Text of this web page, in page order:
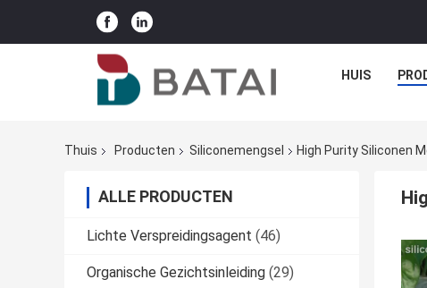
HUIS
Thuis Producten Siliconemengsel High Purity Siliconen
ALLE PRODUCTEN
Lichte Verspreidingsagent (46)
Organische Gezichtsinleiding (29)